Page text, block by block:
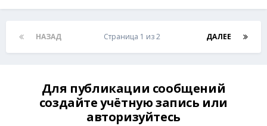
НАЗАД ДАЛЕЕ
Страница 1 из 2
Для публикации сообщений
создайте учётную запись или
авторизуйтесь